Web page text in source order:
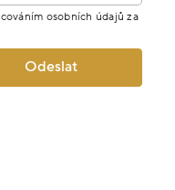
osobních údajů za
Odeslat